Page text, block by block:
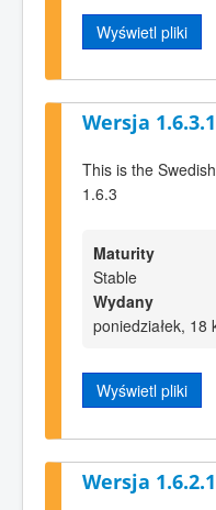
Wyświetl pliki
Wersja 1.6.3.1
This is the
1.6.3
Maturity
Stable
Wydany
poniedziałek, 18
Wyświetl pliki
Wersja 1.6.2.1